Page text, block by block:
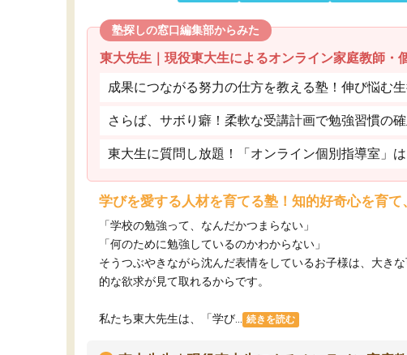
塾探しの窓口編集部からみた
東大先生｜現役東大生によるオンライン家庭教師・
成果につながる努力の仕方を教える塾！伸び悩む
さらば、サボり癖！柔軟な受講計画で勉強習慣の
東大生に質問し放題！「オンライン個別指導室」
学びを愛する人材を育てる塾！知的好奇心を育
「学校の勉強って、なんだかつまらない」
「何のために勉強しているのかわからない」
そうつぶやきながら沈んだ表情をしているお子様は、大き
的な欲求が見て取れるからです。
私たち東大先生は、「学び... 続きを読む